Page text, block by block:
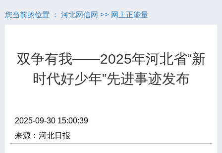
您当前的位置 ： 河北网信网 >> 网上正能量
双争有我——2025年河北省“新
时代好少年”先进事迹发布
2025-09-30 15:00:39
来源：河北日报